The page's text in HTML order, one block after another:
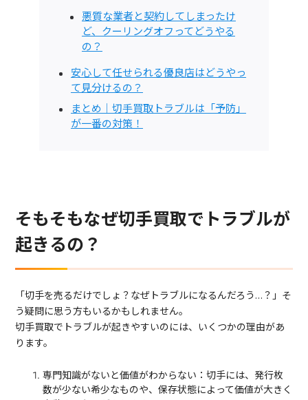
悪質な業者と契約してしまったけ
ど、クーリングオフってどうやる
の？
安心して任せられる優良店はどうやっ
て見分けるの？
まとめ｜切手買取トラブルは「予防」
が一番の対策！
そもそもなぜ切手買取でトラブルが
起きるの？
「切手を売るだけでしょ？なぜトラブルになるんだろう…？」そ
う疑問に思う方もいるかもしれません。
切手買取でトラブルが起きやすいのには、いくつかの理由があ
ります。
専門知識がないと価値がわからない：切手には、発行枚
数が少ない希少なものや、保存状態によって価値が大きく